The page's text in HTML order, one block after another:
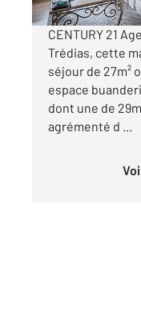
CENTURY 21
Trédias, cette
séjour de 27m²
espace
dont une de
agrémenté d ...